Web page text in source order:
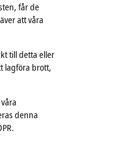
får de
att våra
till detta eller
lagföra brott,
denna